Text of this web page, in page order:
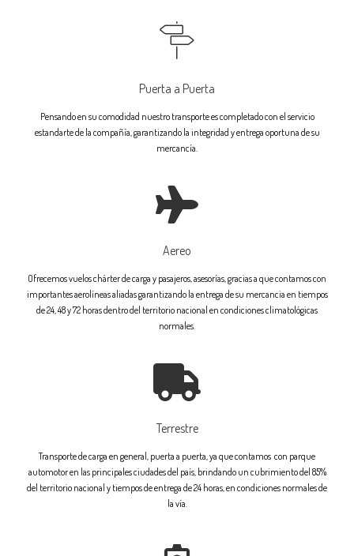
Puerta a Puerta
Pensando en su comodidad nuestro transporte es completado con el servicio
estandarte de la compañía, garantizando la integridad y entrega oportuna de su
mercancía.
Aereo
Ofrecemos vuelos chárter de carga y pasajeros, asesorías, gracias a que contamos con
importantes aerolíneas aliadas garantizando la entrega de su mercancia en tiempos
de 24, 48 y 72 horas dentro del territorio nacional en condiciones climatológicas
normales.
Terrestre
Transporte de carga en general, puerta a puerta, ya que contamos con parque
automotor en las principales ciudades del país, brindando un cubrimiento del 85%
del territorio nacional y tiempos de entrega de 24 horas, en condiciones normales de
la vía.